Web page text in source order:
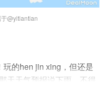
@yitiantian
的hen jin xing，但还是
天天气预报说下雨，不得